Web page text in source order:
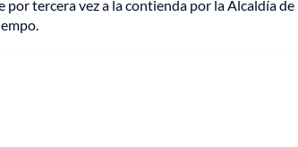
tercera vez a la contienda por la Alcaldía de